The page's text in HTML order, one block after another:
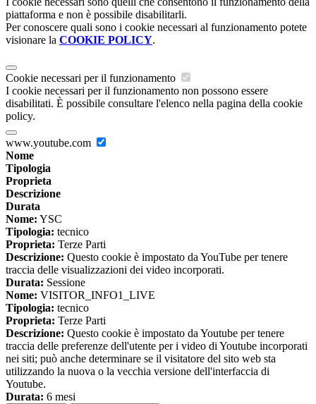
piattaforma e non è possibile disabilitarli.
Per conoscere quali sono i cookie necessari al funzionamento potete
visionare la COOKIE POLICY.
Cookie necessari per il funzionamento
I cookie necessari per il funzionamento non possono essere
disabilitati. È possibile consultare l'elenco nella pagina della cookie
policy.
www.youtube.com
Nome
Tipologia
Proprieta
Descrizione
Durata
Nome: YSC
Tipologia: tecnico
Proprieta: Terze Parti
Descrizione: Questo cookie è impostato da YouTube per tenere
traccia delle visualizzazioni dei video incorporati.
Durata: Sessione
Nome: VISITOR_INFO1_LIVE
Tipologia: tecnico
Proprieta: Terze Parti
Descrizione: Questo cookie è impostato da Youtube per tenere
traccia delle preferenze dell'utente per i video di Youtube incorporati
nei siti; può anche determinare se il visitatore del sito web sta
utilizzando la nuova o la vecchia versione dell'interfaccia di
Youtube.
Durata: 6 mesi